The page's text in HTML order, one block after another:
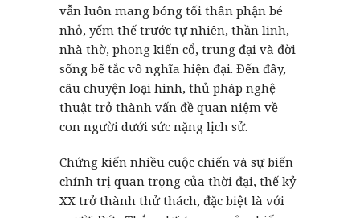
vẫn luôn mang bóng tối thân phận bé
nhỏ, yếm thế trước tự nhiên, thần linh,
nhà thờ, phong kiến cổ, trung đại và đời
sống bế tắc vô nghĩa hiện đại. Đến đây,
câu chuyện loại hình, thủ pháp nghệ
thuật trở thành vấn đề quan niệm về
con người dưới sức nặng lịch sử.
Chứng kiến nhiều cuộc chiến và sự biến
chính trị quan trọng của thời đại, thế kỷ
XX trở thành thử thách, đặc biệt là với